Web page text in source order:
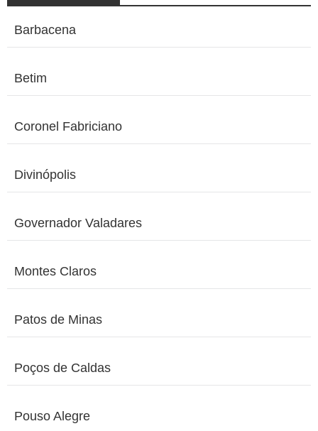
Barbacena
Betim
Coronel Fabriciano
Divinópolis
Governador Valadares
Montes Claros
Patos de Minas
Poços de Caldas
Pouso Alegre